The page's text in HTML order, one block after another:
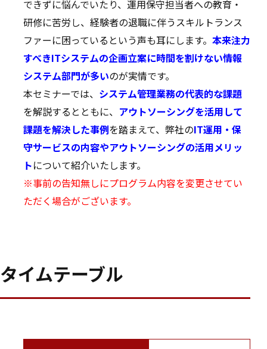
できずに悩んでいたり、運用保守担当者への教育・
研修に苦労し、経験者の退職に伴うスキルトランス
ファーに困っているという声も耳にします。 本来注力
すべきITシステムの企画立案に時間を割けない情報
システム部門が多いのが実情です。
本セミナーでは、 システム管理業務の代表的な課題
を解説するとともに、 アウトソーシングを活用して
課題を解決した事例を踏まえて、弊社のIT運用・保
守サービスの内容やアウトソーシングの活用メリッ
トについて紹介いたします。
※事前の告知無しにプログラム内容を変更させてい
ただく場合がございます。
タイムテーブル